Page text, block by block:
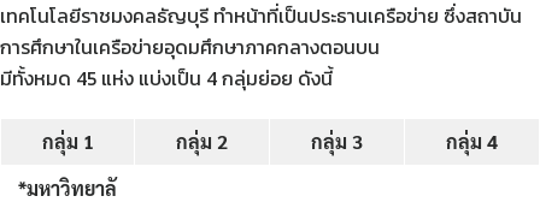
รายงานจำนวนนักศึกษาบกพร่อง
รายงานจำนวนนักศึกษาปกติ
รายงานจำนวนนักศึกษาลูกคนแรก
เทคโนโลยีราชมงคลธัญบุรี ทำหน้าที่เป็นประธานเครือข่าย ซึ่งสถาบัน
การศึกษาในเครือข่ายอุดมศึกษาภาคกลางตอนบน
มีทั้งหมด 45 แห่ง แบ่งเป็น 4 กลุ่มย่อย ดังนี้
กลุ่ม 1 กลุ่ม 2 กลุ่ม 3 กลุ่ม 4
*มหาวิทยาลั